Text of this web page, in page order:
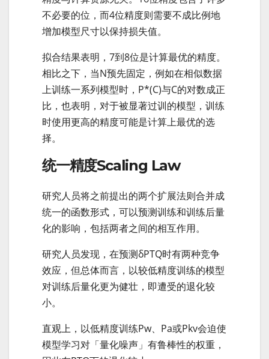
不必要的位，而4位精度则需要不成比例地
增加模型尺寸以保持损失值。
拟合结果表明，7到8位是计算最优的精度。
相比之下，当N预先固定，例如在相似数据
上训练一系列模型时，P*(C)与C的对数成正
比，也表明，对于被显著过训的模型，训练
时使用更高的精度可能是计算上最优的选
择。
统一精度Scaling Law
研究人员将之前提出的两个扩展法则合并成
统一的函数形式，可以预测训练和训练后量
化的影响，包括两者之间的相互作用。
研究人员发现，在预测δPTQ时有两种竞争
效应，但总体而言，以较低精度训练的模型
对训练后量化更为健壮，即遭受的退化较
小。
直观上，以低精度训练Pw、Pa或Pkv会迫使
模型学习对「量化噪声」有鲁棒性的权重，